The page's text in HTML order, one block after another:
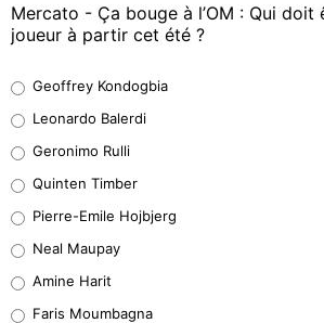
Mercato - Ça bouge à l’OM : Qui doit
joueur à partir cet été ?
37%
32%
5%
1%
Geoffrey Kondogbia
Leonardo Balerdi
Geronimo Rulli
Quinten Timber
Pierre-Emile Hojbjerg
Neal Maupay
Amine Harit
Faris Moumbagna